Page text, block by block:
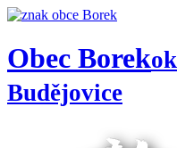
Obec Borek
Budějovice